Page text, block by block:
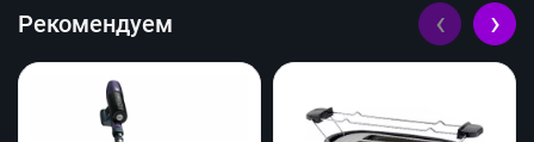
Рекомендуем ‹ ›